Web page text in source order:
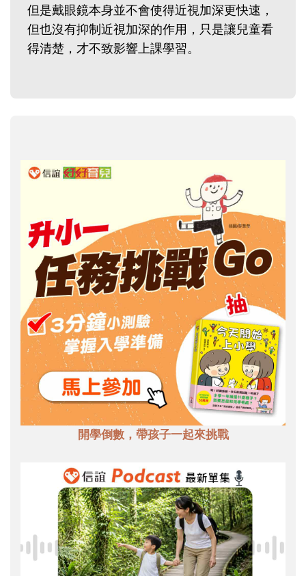
但是戴眼鏡本身並不會使得近視加深更快速，
但也沒有抑制近視加深的作用，只是讓兒童看
得清楚，才不致影響上課學習。
開學倒數，帶孩子一起來挑戰